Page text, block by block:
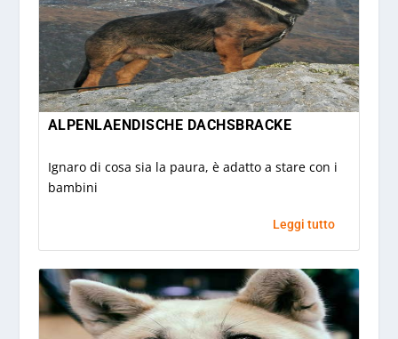
ALPENLAENDISCHE DACHSBRACKE
Ignaro di cosa sia la paura, è adatto a stare con i
bambini
Leggi tutto